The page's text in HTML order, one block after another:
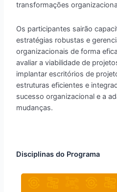
transformações
Os participantes sairão
estratégias robustas e
organizacionais de forma
avaliar a viabilidade de
implantar escritórios de
estruturas eficientes e
sucesso organizacional e a
mudanças.
Disciplinas do Programa